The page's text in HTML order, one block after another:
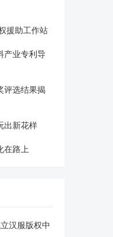
援助工作站
产业专利导
评选结果揭
出新花样
在路上
汉服版权中